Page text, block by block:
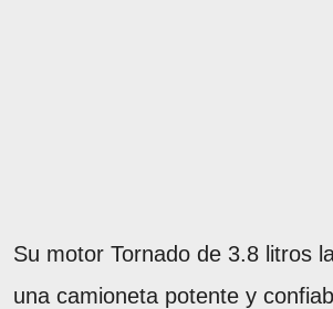
Su motor Tornado de 3.8 litros
una camioneta potente y